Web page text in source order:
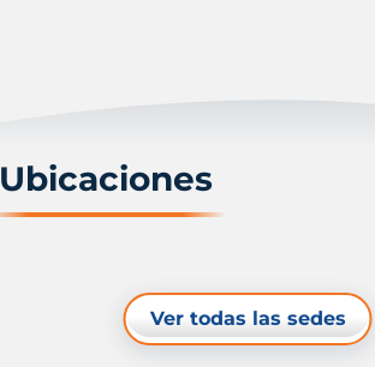
Ubicaciones
Ver todas las sedes